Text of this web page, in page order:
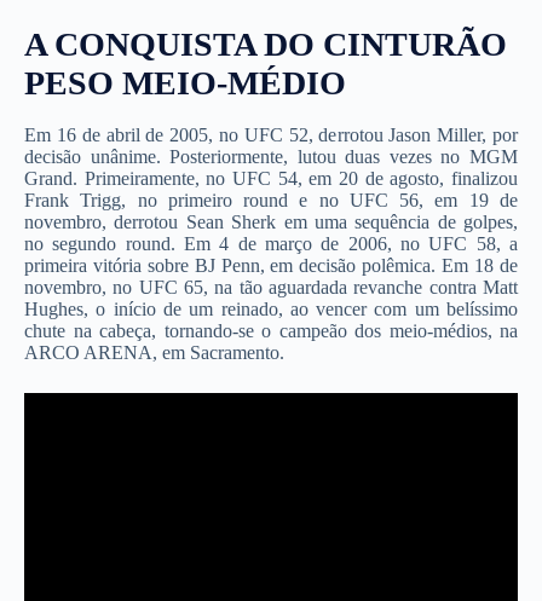
A CONQUISTA DO CINTURÃO
PESO MEIO-MÉDIO
Em 16 de abril de 2005, no UFC 52, derrotou Jason Miller, por
decisão unânime. Posteriormente, lutou duas vezes no MGM
Grand. Primeiramente, no UFC 54, em 20 de agosto, finalizou
Frank Trigg, no primeiro round e no UFC 56, em 19 de
novembro, derrotou Sean Sherk em uma sequência de golpes,
no segundo round. Em 4 de março de 2006, no UFC 58, a
primeira vitória sobre BJ Penn, em decisão polêmica. Em 18 de
novembro, no UFC 65, na tão aguardada revanche contra Matt
Hughes, o início de um reinado, ao vencer com um belíssimo
chute na cabeça, tornando-se o campeão dos meio-médios, na
ARCO ARENA, em Sacramento.